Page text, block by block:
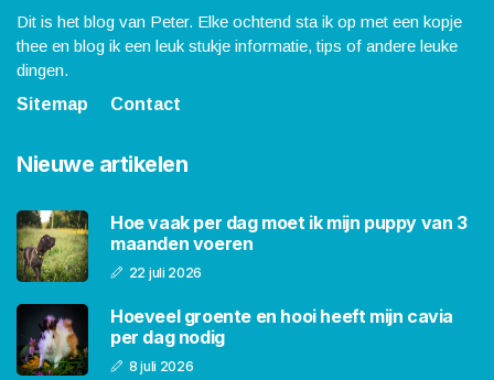
Dit is het blog van Peter. Elke ochtend sta ik op met een kopje
thee en blog ik een leuk stukje informatie, tips of andere leuke
dingen.
Sitemap
Contact
Nieuwe artikelen
Hoe vaak per dag moet ik mijn puppy van 3
maanden voeren
22 juli 2026
Hoeveel groente en hooi heeft mijn cavia
per dag nodig
8 juli 2026